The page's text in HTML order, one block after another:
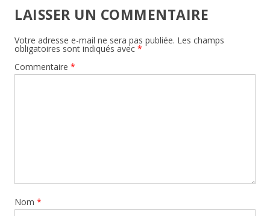
LAISSER UN COMMENTAIRE
Votre adresse e-mail ne sera pas publiée. Les champs
obligatoires sont indiqués avec *
Commentaire *
Nom *